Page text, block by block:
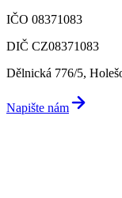
IČO 08371083
DIČ CZ08371083
Dělnická 776/5,
Napište nám